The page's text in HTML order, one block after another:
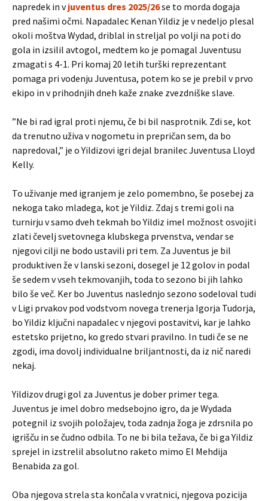
napredek in vjuventus dres 2025/26se to morda dogaja
pred našimi očmi. Napadalec Kenan Yildiz je v nedeljo plesal
okoli moštva Wydad, driblal in streljal po volji na poti do
gola in izsilil avtogol, medtem ko je pomagal Juventusu
zmagati s 4-1. Pri komaj 20 letih turški reprezentant
pomaga pri vodenju Juventusa, potem ko se je prebil v prvo
ekipo in v prihodnjih dneh kaže znake zvezdniške slave.
”Ne bi rad igral proti njemu, če bi bil nasprotnik. Zdi se, kot
da trenutno uživa v nogometu in prepričan sem, da bo
napredoval,” je o Yildizovi igri dejal branilec Juventusa Lloyd
Kelly.
To uživanje med igranjem je zelo pomembno, še posebej za
nekoga tako mladega, kot je Yildiz. Zdaj s tremi goli na
turnirju v samo dveh tekmah bo Yildiz imel možnost osvojiti
zlati čevelj svetovnega klubskega prvenstva, vendar se
njegovi cilji ne bodo ustavili pri tem. Za Juventus je bil
produktiven že v lanski sezoni, dosegel je 12 golov in podal
še sedem v vseh tekmovanjih, toda to sezono bi jih lahko
bilo še več. Ker bo Juventus naslednjo sezono sodeloval tudi
v Ligi prvakov pod vodstvom novega trenerja Igorja Tudorja,
bo Yildiz ključni napadalec v njegovi postavitvi, kar je lahko
estetsko prijetno, ko gredo stvari pravilno. In tudi če se ne
zgodi, ima dovolj individualne briljantnosti, da iz nič naredi
nekaj.
Yildizov drugi gol za Juventus je dober primer tega.
Juventus je imel dobro medsebojno igro, da je Wydada
potegnil iz svojih položajev, toda zadnja žoga je zdrsnila po
igrišču in se čudno odbila. To ne bi bila težava, če bi ga Yildiz
sprejel in izstrelil absolutno raketo mimo El Mehdija
Benabida za gol.
Oba njegova strela sta končala v vratnici, njegova pozicija